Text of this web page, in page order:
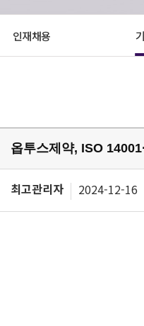
인재채용
옵투스제약, ISO
최고관리자 2024-12-16